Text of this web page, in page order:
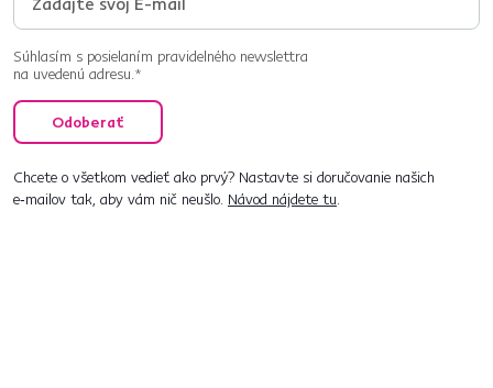
Súhlasím s posielaním pravidelného newslettra
na uvedenú adresu.*
Odoberať
Chcete o všetkom vedieť ako prvý? Nastavte si doručovanie našich
e‑mailov tak, aby vám nič neušlo. Návod nájdete tu.